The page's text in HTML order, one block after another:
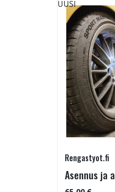
UUSI
Rengastyot.fi
Asennus ja